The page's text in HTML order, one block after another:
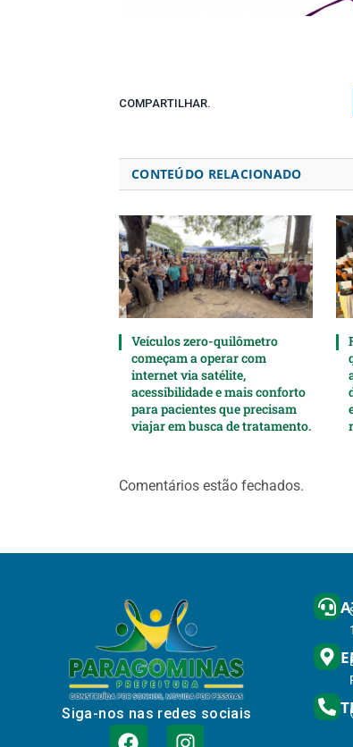
COMPARTILHAR.
CONTEÚDO RELACIONADO
Veículos zero-quilômetro
começam a operar com
internet via satélite,
acessibilidade e mais conforto
para pacientes que precisam
viajar em busca de tratamento.
Comentários estão fechados.
Siga-nos nas redes sociais